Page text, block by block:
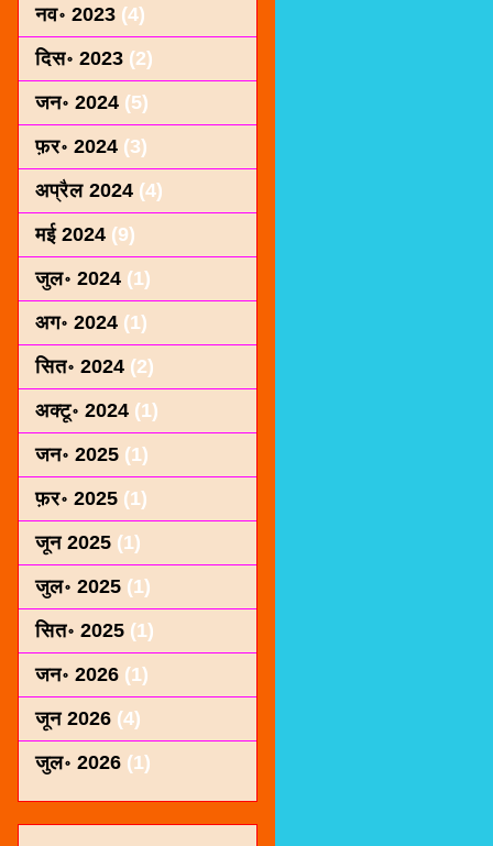
नव॰ 2023 (4)
दिस॰ 2023 (2)
जन॰ 2024 (5)
फ़र॰ 2024 (3)
अप्रैल 2024 (4)
मई 2024 (9)
जुल॰ 2024 (1)
अग॰ 2024 (1)
सित॰ 2024 (2)
अक्टू॰ 2024 (1)
जन॰ 2025 (1)
फ़र॰ 2025 (1)
जून 2025 (1)
जुल॰ 2025 (1)
सित॰ 2025 (1)
जन॰ 2026 (1)
जून 2026 (4)
जुल॰ 2026 (1)